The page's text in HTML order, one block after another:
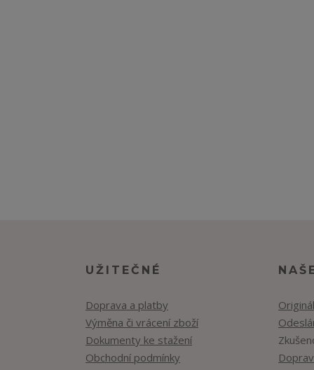
UŽITEČNÉ
Doprava a platby
Výměna či vrácení zboží
Dokumenty ke stažení
Obchodní podmínky